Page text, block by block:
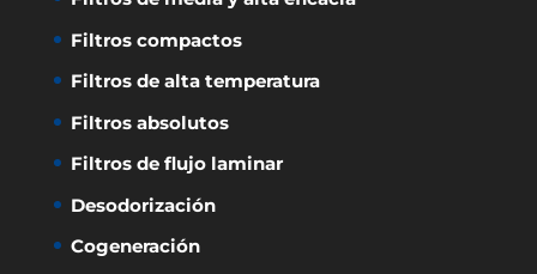
Filtros compactos
Filtros de alta temperatura
Filtros absolutos
Filtros de flujo laminar
Desodorización
Cogeneración